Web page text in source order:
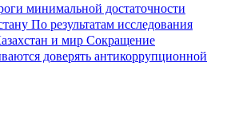
минимальной достаточности
По результатам исследования
и мир Сокращение
доверять антикоррупционной